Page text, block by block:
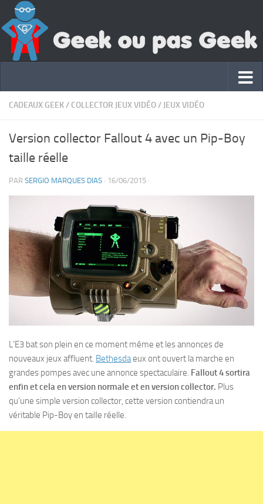
CADEAUX GEEK/ COLLECTOR JEUX VIDÉO/ JEUX VIDÉO
Version collector Fallout 4 avec un Pip-Boy
taille réelle
PAR SERGIO MARQUES DIAS · 16/06/2015 ·
L’E3 bat son plein en ce moment même et les annonces de
nouveaux jeux affluent. Bethesdaeux ont ouvert la marche en
grandes pompes avec une annonce spectaculaire. Fallout 4 sortira
enfin et cela en version normale et en version collector. Plus
qu’une simple version collector, cette version contiendra un
véritable Pip-Boy en taille réelle.